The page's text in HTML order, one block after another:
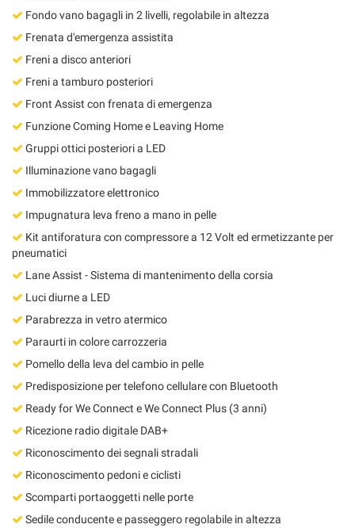
Fondo vano bagagli in 2 livelli, regolabile in altezza
Frenata d'emergenza assistita
Freni a disco anteriori
Freni a tamburo posteriori
Front Assist con frenata di emergenza
Funzione Coming Home e Leaving Home
Gruppi ottici posteriori a LED
Illuminazione vano bagagli
Immobilizzatore elettronico
Impugnatura leva freno a mano in pelle
Kit antiforatura con compressore a 12 Volt ed ermetizzante per
pneumatici
Lane Assist - Sistema di mantenimento della corsia
Luci diurne a LED
Parabrezza in vetro atermico
Paraurti in colore carrozzeria
Pomello della leva del cambio in pelle
Predisposizione per telefono cellulare con Bluetooth
Ready for We Connect e We Connect Plus (3 anni)
Ricezione radio digitale DAB+
Riconoscimento dei segnali stradali
Riconoscimento pedoni e ciclisti
Scomparti portaoggetti nelle porte
Sedile conducente e passeggero regolabile in altezza